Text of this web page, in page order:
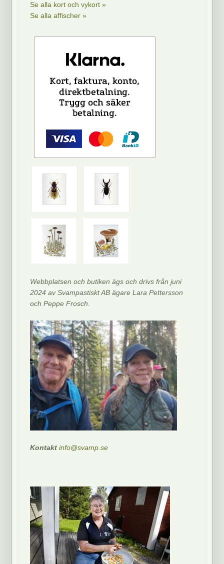
Se alla kort och vykort »
Se alla affischer »
Webbplatsen och butiken ägs och drivs från juni
2024 av Svampastiskt AB ägare Lara Pettersson
och Peppe Frosch.
Kontaktinfo@svamp.se